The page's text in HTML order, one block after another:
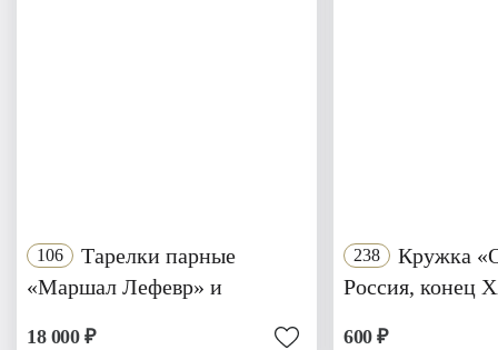
106
Тарелки парные
«Маршал Лефевр» и
18 000 ₽
238
Кружка
Россия, конец
600 ₽